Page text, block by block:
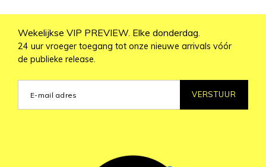
Wekelijkse VIP PREVIEW. Elke donderdag.
24 uur vroeger toegang tot onze nieuwe arrivals vóór
de publieke release.
VERSTUUR